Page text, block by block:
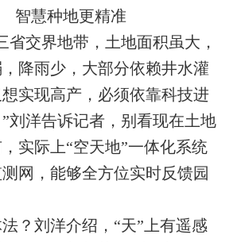
慧种地更精准
交界地带，土地面积虽大，
降雨少，大部分依赖井水灌
实现高产，必须依靠科技进
刘洋告诉记者，别看现在土地
实际上“空天地”一体化系统
网，能够全方位实时反馈园
刘洋介绍，“天”上有遥感